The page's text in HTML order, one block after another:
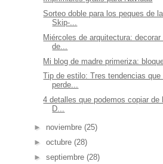
Sorteo doble para los peques de
Skip-...
Miércoles de arquitectura:
de...
Mi blog de madre primeriza:
Tip de estilo: Tres tendencias que
perde...
4 detalles que podemos copiar de
D...
► noviembre (25)
► octubre (28)
► septiembre (28)